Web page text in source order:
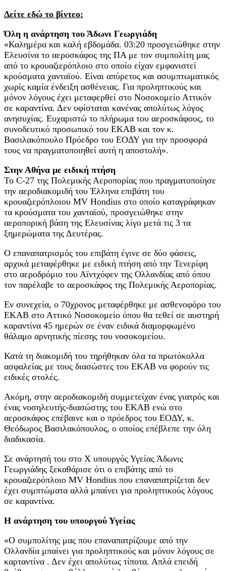
Δείτε εδώ το βίντεο:
Όλη η ανάρτηση του Άδωνι Γεωργιάδη
«Καλημέρα και καλή εβδομάδα. 03:20 προσγειώθηκε στην
Ελευσίνα το αεροσκάφος της ΠΑ με τον συμπολίτη μας
από το κρουαζιερόπλοιο στο οποίο είχαν εμφανιστεί
κρούσματα χανταϊού. Είναι απύρετος και ασυμπτωματικός
χωρίς καμία ένδειξη ασθένειας. Για προληπτικούς και
μόνον λόγους έχει μεταφερθεί στο Νοσοκομείο Αττικόν
σε καραντίνα. Δεν υφίσταται κανένας απολύτως λόγος
ανησυχίας. Ευχαριστώ το πλήρωμα του αεροσκάφους, το
συνοδευτικό προσωπικό του ΕΚΑΒ και τον κ.
Βασιλακόπουλο Πρόεδρο του ΕΟΔΥ για την προσφορά
τους να πραγματοποιηθεί αυτή η αποστολή».
Στην Αθήνα με ειδική πτήση
Το C-27 της Πολεμικής Αεροπορίας που πραγματοποίησε
την αεροδιακομιδή του Έλληνα επιβάτη του
κρουαζιερόπλοιου MV Hondius στο οποίο καταγράφηκαν
τα κρούσματα του χανταϊού, προσγειώθηκε στην
αεροπορική βάση της Ελευσίνας λίγο μετά τις 3 τα
ξημερώματα της Δευτέρας.
Ο επαναπατρισμός του επιβάτη έγινε σε δύο φάσεις,
αρχικά μεταφέρθηκε με ειδική πτήση από την Τενερίφη
στο αεροδρόμιο του Αϊντχόφεν της Ολλανδίας από όπου
τον παρέλαβε το αεροσκάφος της Πολεμικής Αεροπορίας.
Εν συνεχεία, ο 70χρονος μεταφέρθηκε με ασθενοφόρο του
ΕΚΑΒ στο Αττικό Νοσοκομείο όπου θα τεθεί σε αυστηρή
καραντίνα 45 ημερών σε έναν ειδικά διαμορφωμένο
θάλαμο αρνητικής πίεσης του νοσοκομείου.
Κατά τη διακομιδή του τηρήθηκαν όλα τα πρωτόκολλα
ασφαλείας με τους διασώστες του ΕΚΑΒ να φορούν τις
ειδικές στολές.
Ακόμη, στην αεροδιακομιδή συμμετείχαν ένας γιατρός και
ένας νοσηλευτής-διασώστης του ΕΚΑΒ ενώ στο
αεροσκάφος επέβαινε και ο πρόεδρος του ΕΟΔΥ, κ.
Θεόδωρος Βασιλακόπουλος, ο οποίος επέβλεπε την όλη
διαδικασία.
Σε ανάρτησή του στο Χ υπουργός Υγείας Άδωνις
Γεωργιάδης ξεκαθάρισε ότι ο επιβάτης από το
κρουαζιερόπλοιο MV Hondius που επαναπατρίζεται δεν
έχει συμπτώματα αλλά μπαίνει για προληπτικούς λόγους
σε καραντίνα.
Η ανάρτηση του υπουργού Υγείας
«Ο συμπολίτης μας που επαναπατρίζουμε από την
Ολλανδία μπαίνει για προληπτικούς και μόνον λόγους σε
καρταντίνα . Δεν έχει απολύτως τίποτα. Απλά επειδή